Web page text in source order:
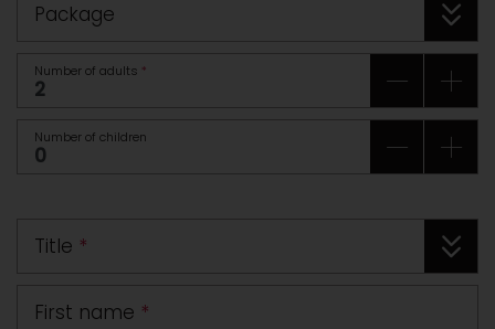
Package
Number of adults *
Number of children
Title *
First name *